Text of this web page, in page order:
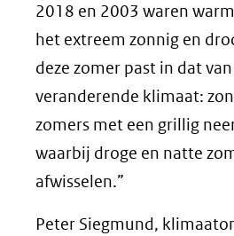
2018 en 2003 waren
het extreem zonnig en
deze zomer past in dat
veranderende klimaat:
zomers met een grillig
waarbij droge en natte
afwisselen.”
Peter Siegmund,